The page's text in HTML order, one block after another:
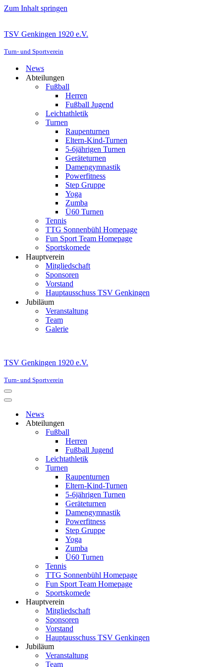
Zum Inhalt springen
TSV Genkingen 1920 e.V.
Turn- und Sportverein
News
Abteilungen
Fußball
Herren
Fußball Jugend
Leichtathletik
Turnen
Raupenturnen
Eltern-Kind-Turnen
5-6jährigen Turnen
Geräteturnen
Damengymnastik
Powerfitness
Step Gruppe
Yoga
Zumba
Ü60 Turnen
Tennis
TTG Sonnenbühl Homepage
Fun Sport Team Homepage
Sportskomede
Hauptverein
Mitgliedschaft
Sponsoren
Vorstand
Hauptausschuss TSV Genkingen
Jubiläum
Veranstaltung
Team
Galerie
TSV Genkingen 1920 e.V.
Turn- und Sportverein
Navigationsmenü
Navigationsmenü
News
Abteilungen
Fußball
Herren
Fußball Jugend
Leichtathletik
Turnen
Raupenturnen
Eltern-Kind-Turnen
5-6jährigen Turnen
Geräteturnen
Damengymnastik
Powerfitness
Step Gruppe
Yoga
Zumba
Ü60 Turnen
Tennis
TTG Sonnenbühl Homepage
Fun Sport Team Homepage
Sportskomede
Hauptverein
Mitgliedschaft
Sponsoren
Vorstand
Hauptausschuss TSV Genkingen
Jubiläum
Veranstaltung
Team